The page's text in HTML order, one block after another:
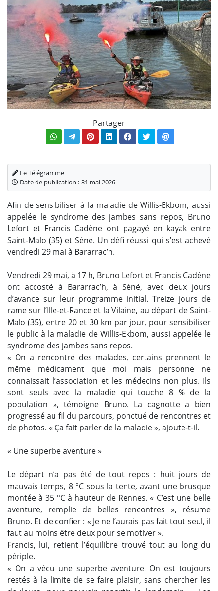
Partager
Le Télégramme
Date de publication : 31 mai 2026
Afin de sensibiliser à la maladie de Willis-Ekbom, aussi
appelée le syndrome des jambes sans repos, Bruno
Lefort et Francis Cadène ont pagayé en kayak entre
Saint-Malo (35) et Séné. Un défi réussi qui s’est achevé
vendredi 29 mai à Bararrac’h.
Vendredi 29 mai, à 17 h, Bruno Lefort et Francis Cadène
ont accosté à Bararrac’h, à Séné, avec deux jours
d’avance sur leur programme initial. Treize jours de
rame sur l’Ille-et-Rance et la Vilaine, au départ de Saint-
Malo (35), entre 20 et 30 km par jour, pour sensibiliser
le public à la maladie de Willis-Ekbom, aussi appelée le
syndrome des jambes sans repos.
« On a rencontré des malades, certains prennent le
même médicament que moi mais personne ne
connaissait l’association et les médecins non plus. Ils
sont seuls avec la maladie qui touche 8 % de la
population », témoigne Bruno. La cagnotte a bien
progressé au fil du parcours, ponctué de rencontres et
de photos. « Ça fait parler de la maladie », ajoute-t-il.
« Une superbe aventure »
Le départ n’a pas été de tout repos : huit jours de
mauvais temps, 8 °C sous la tente, avant une brusque
montée à 35 °C à hauteur de Rennes. « C’est une belle
aventure, remplie de belles rencontres », résume
Bruno. Et de confier : « Je ne l’aurais pas fait tout seul, il
faut au moins être deux pour se motiver ».
Francis, lui, retient l’équilibre trouvé tout au long du
périple.
« On a vécu une superbe aventure. On est toujours
restés à la limite de se faire plaisir, sans chercher les